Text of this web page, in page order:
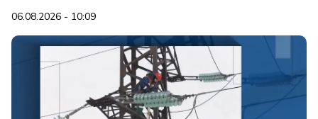
06.08.2026 - 10:09